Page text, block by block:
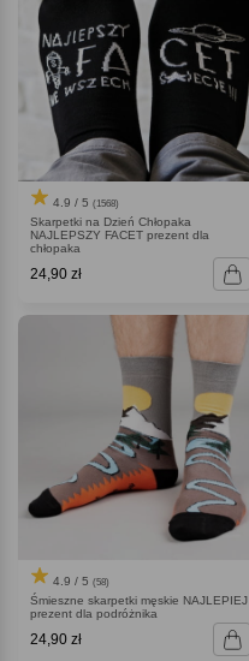
4.9 / 5 (1568)
Skarpetki na Dzień Chłopaka
NAJLEPSZY FACET prezent dla
chłopaka
24,90 zł
4.9 / 5 (58)
Śmieszne skarpetki męskie NAJLEPIEJ
prezent dla podróżnika
24,90 zł